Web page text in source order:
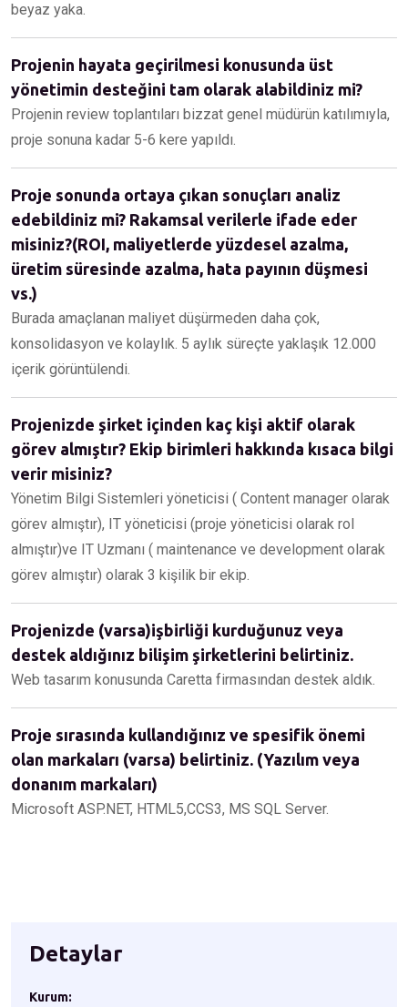
beyaz yaka.
Projenin hayata geçirilmesi konusunda üst
yönetimin desteğini tam olarak alabildiniz mi?
Projenin review toplantıları bizzat genel müdürün katılımıyla,
proje sonuna kadar 5-6 kere yapıldı.
Proje sonunda ortaya çıkan sonuçları analiz
edebildiniz mi? Rakamsal verilerle ifade eder
misiniz?(ROI, maliyetlerde yüzdesel azalma,
üretim süresinde azalma, hata payının düşmesi
vs.)
Burada amaçlanan maliyet düşürmeden daha çok,
konsolidasyon ve kolaylık. 5 aylık süreçte yaklaşık 12.000
içerik görüntülendi.
Projenizde şirket içinden kaç kişi aktif olarak
görev almıştır? Ekip birimleri hakkında kısaca bilgi
verir misiniz?
Yönetim Bilgi Sistemleri yöneticisi ( Content manager olarak
görev almıştır), IT yöneticisi (proje yöneticisi olarak rol
almıştır)ve IT Uzmanı ( maintenance ve development olarak
görev almıştır) olarak 3 kişilik bir ekip.
Projenizde (varsa)işbirliği kurduğunuz veya
destek aldığınız bilişim şirketlerini belirtiniz.
Web tasarım konusunda Caretta firmasından destek aldık.
Proje sırasında kullandığınız ve spesifik önemi
olan markaları (varsa) belirtiniz. (Yazılım veya
donanım markaları)
Microsoft ASP.NET, HTML5,CCS3, MS SQL Server.
Detaylar
Kurum: